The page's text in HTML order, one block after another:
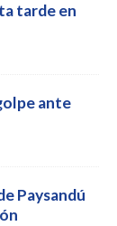
tarde en
ante
Paysandú